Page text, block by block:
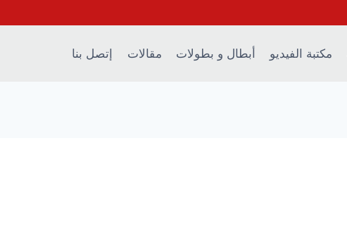
مكتبة الفيديو أبطال و بطولات مقالات إتصل بنا